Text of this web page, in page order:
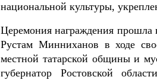
национальной культуры,
Церемония награждения прошла
Рустам Минниханов в ходе
местной татарской общины и
губернатор Ростовской